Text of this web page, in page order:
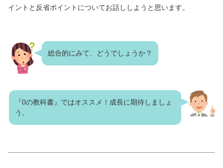
イントと反省ポイントについてお話ししようと思います。
総合的にみて、どうでしょうか？
『0の教科書』ではオススメ！成長に期待しましょ
う。